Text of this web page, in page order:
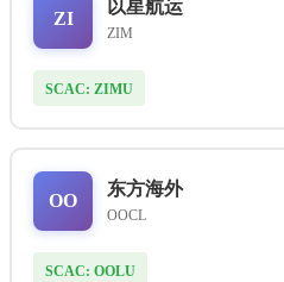
ZI
以星航运
ZIM
SCAC: ZIMU
OO
东方海外
OOCL
SCAC: OOLU